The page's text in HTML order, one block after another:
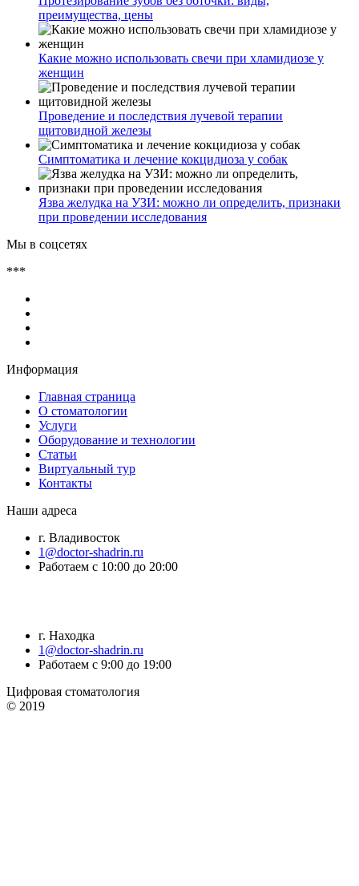
преимущества, цены
Какие можно использовать свечи при хламидиозе у
женщин
Проведение и последствия лучевой терапии
щитовидной железы
Симптоматика и лечение кокцидиоза у собак
Язва желудка на УЗИ: можно ли определить, признаки
при проведении исследования
Мы в соцсетях
***
Информация
Главная страница
О стоматологии
Услуги
Оборудование и технологии
Статьи
Виртуальный тур
Контакты
Наши адреса
г. Владивосток
1@doctor-shadrin.ru
Работаем с 10:00 до 20:00
г. Находка
1@doctor-shadrin.ru
Работаем с 9:00 до 19:00
Цифровая стоматология
© 2019